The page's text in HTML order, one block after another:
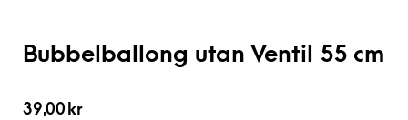
Bubbelballong utan Ventil 55 cm
39,00 kr